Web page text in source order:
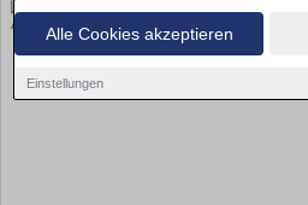
Alle Cookies akzeptieren
Einstellungen